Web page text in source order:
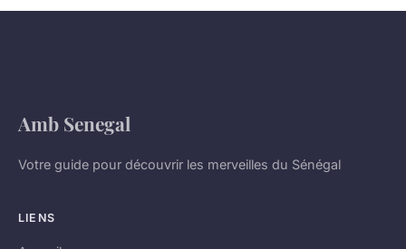
Amb Senegal
Votre guide pour découvrir les merveilles du Sénégal
LIENS